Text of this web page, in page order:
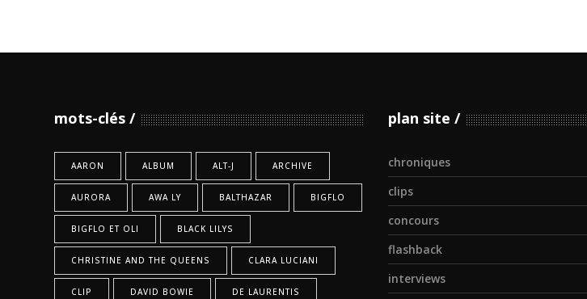
mots-clés
AARON ALBUM ALT-J ARCHIVE
AURORA AWA LY BALTHAZAR BIGFLO
BIGFLO ET OLI BLACK LILYS
CHRISTINE AND THE QUEENS CLARA LUCIANI
CLIP DAVID BOWIE DE LAURENTIS
plan site
chroniques
clips
concours
flashback
interviews